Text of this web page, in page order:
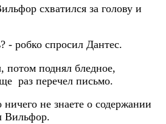
схватился за голову и
- робко спросил Дантес.
поднял бледное,
раз перечел письмо.
не знаете о содержании
Вильфор.